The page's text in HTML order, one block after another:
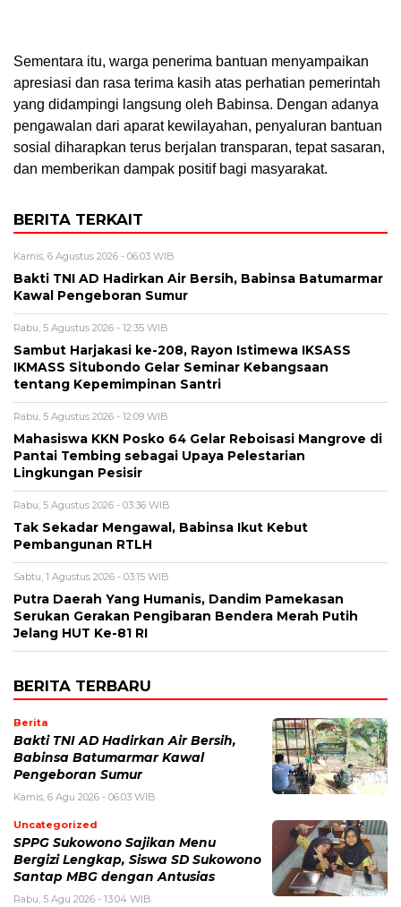
Sementara itu, warga penerima bantuan menyampaikan
apresiasi dan rasa terima kasih atas perhatian pemerintah
yang didampingi langsung oleh Babinsa. Dengan adanya
pengawalan dari aparat kewilayahan, penyaluran bantuan
sosial diharapkan terus berjalan transparan, tepat sasaran,
dan memberikan dampak positif bagi masyarakat.
BERITA TERKAIT
Kamis, 6 Agustus 2026 - 06:03 WIB
Bakti TNI AD Hadirkan Air Bersih, Babinsa Batumarmar
Kawal Pengeboran Sumur
Rabu, 5 Agustus 2026 - 12:35 WIB
Sambut Harjakasi ke-208, Rayon Istimewa IKSASS
IKMASS Situbondo Gelar Seminar Kebangsaan
tentang Kepemimpinan Santri
Rabu, 5 Agustus 2026 - 12:09 WIB
Mahasiswa KKN Posko 64 Gelar Reboisasi Mangrove di
Pantai Tembing sebagai Upaya Pelestarian
Lingkungan Pesisir
Rabu, 5 Agustus 2026 - 03:36 WIB
Tak Sekadar Mengawal, Babinsa Ikut Kebut
Pembangunan RTLH
Sabtu, 1 Agustus 2026 - 03:15 WIB
Putra Daerah Yang Humanis, Dandim Pamekasan
Serukan Gerakan Pengibaran Bendera Merah Putih
Jelang HUT Ke-81 RI
BERITA TERBARU
Berita
Bakti TNI AD Hadirkan Air Bersih,
Babinsa Batumarmar Kawal
Pengeboran Sumur
Kamis, 6 Agu 2026 - 06:03 WIB
Uncategorized
SPPG Sukowono Sajikan Menu
Bergizi Lengkap, Siswa SD Sukowono
Santap MBG dengan Antusias
Rabu, 5 Agu 2026 - 13:04 WIB